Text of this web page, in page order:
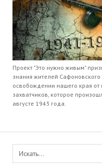
Проект "Это нужно живым"
знания жителей
освобождении нашего края
захватчиков, которое
августе 1943 года.